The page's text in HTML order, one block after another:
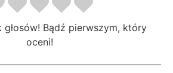
Bądź pierwszym, który
oceni!